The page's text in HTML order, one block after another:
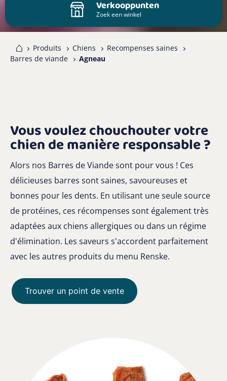
Verkooppunten
Zoek een winkel
Produits Chiens
Recompenses saines
Barres de viande
Agneau
Vous voulez chouchouter votre
chien de manière responsable ?
Alors nos Barres de Viande sont pour vous ! Ces
délicieuses barres sont saines, savoureuses et
bonnes pour les dents. En utilisant une seule source
de protéines, ces récompenses sont également très
adaptées aux chiens allergiques ou dans un régime
d'élimination. Les saveurs s'accordent parfaitement
avec les autres produits du menu Renske.
Trouver un point de vente